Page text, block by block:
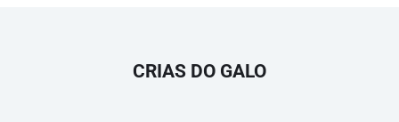
CRIAS DO GALO